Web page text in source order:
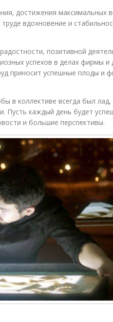
достижения максимальных
вдохновение и
позитивной
успехов в делах фирмы и
приносит успешные плоды и
в коллективе всегда был
Пусть каждый день будет
и большие перспективы.